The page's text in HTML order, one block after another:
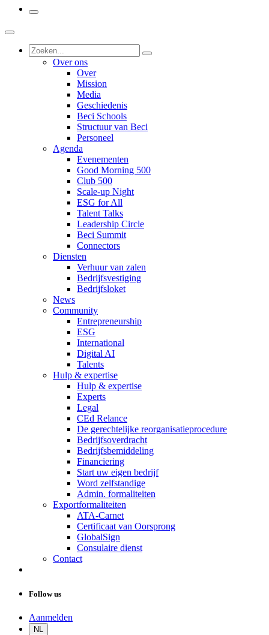
Over ons
Over
Mission
Media
Geschiedenis
Beci Schools
Structuur van Beci
Personeel
Agenda
Evenementen
Good Morning 500
Club 500
Scale-up Night
ESG for All
Talent Talks
Leadership Circle
Beci Summit
Connectors
Diensten
Verhuur van zalen
Bedrijfsvestiging
Bedrijfsloket
News
Community
Entrepreneurship
ESG
International
Digital AI
Talents
Hulp & expertise
Hulp & expertise
Experts
Legal
CEd Relance
De gerechtelijke reorganisatieprocedure
Bedrijfsoverdracht
Bedrijfsbemiddeling
Financiering
Start uw eigen bedrijf
Word zelfstandige
Admin. formaliteiten
Exportformaliteiten
ATA-Carnet
Certificaat van Oorsprong
GlobalSign
Consulaire dienst
Contact
Follow us
Aanmelden
NL